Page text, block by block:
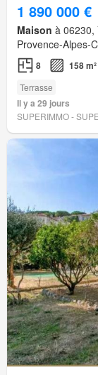
1 890 000 €
Maison à 06230,
Provence-Alpes-
8 158 m²
Terrasse
Il y a 29 jours
SUPERIMMO -